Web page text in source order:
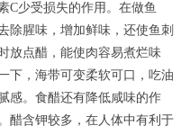
C少受损失的作用。在做鱼
除腥味，增加鲜味，还使鱼刺
放点醋，能使肉容易煮烂味
下，海带可变柔软可口，吃油
感。食醋还有降低咸味的作
醋含钾较多，在人体中有利于